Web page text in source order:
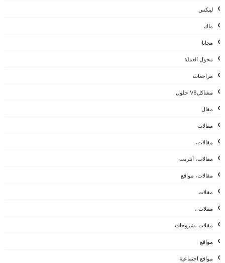
لينكس
ماك
مجانا
محول العملة
مراجعات
مشاكلVS حلول
مقال
مقالات
مقالات،
مقالات، أنترنت
مقالات، مواقع
مقلات
مقلات ،
مقلات ،شروحات
مواقع
مواقع اجتماعية